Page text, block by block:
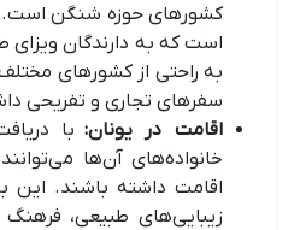
است که به دارندگان ویزای
به راحتی از کشور‌های مختلف
سفر‌های تجاری و تفریحی
اقامت در یونان: با
خانواده‌های آن‌ها
اقامت داشته باشند. این
زیبایی‌های طبیعی،